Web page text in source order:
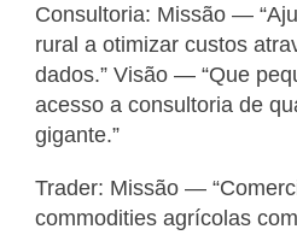
Consultoria: Missão —
rural a otimizar custos
dados.” Visão — “Que
acesso a consultoria de
gigante.”
Trader: Missão —
commodities agrícolas